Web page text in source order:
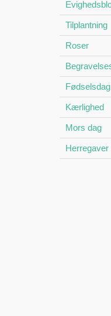
Tilplantning
Roser
Fødselsdag
Kærlighed
Mors dag
Herregaver